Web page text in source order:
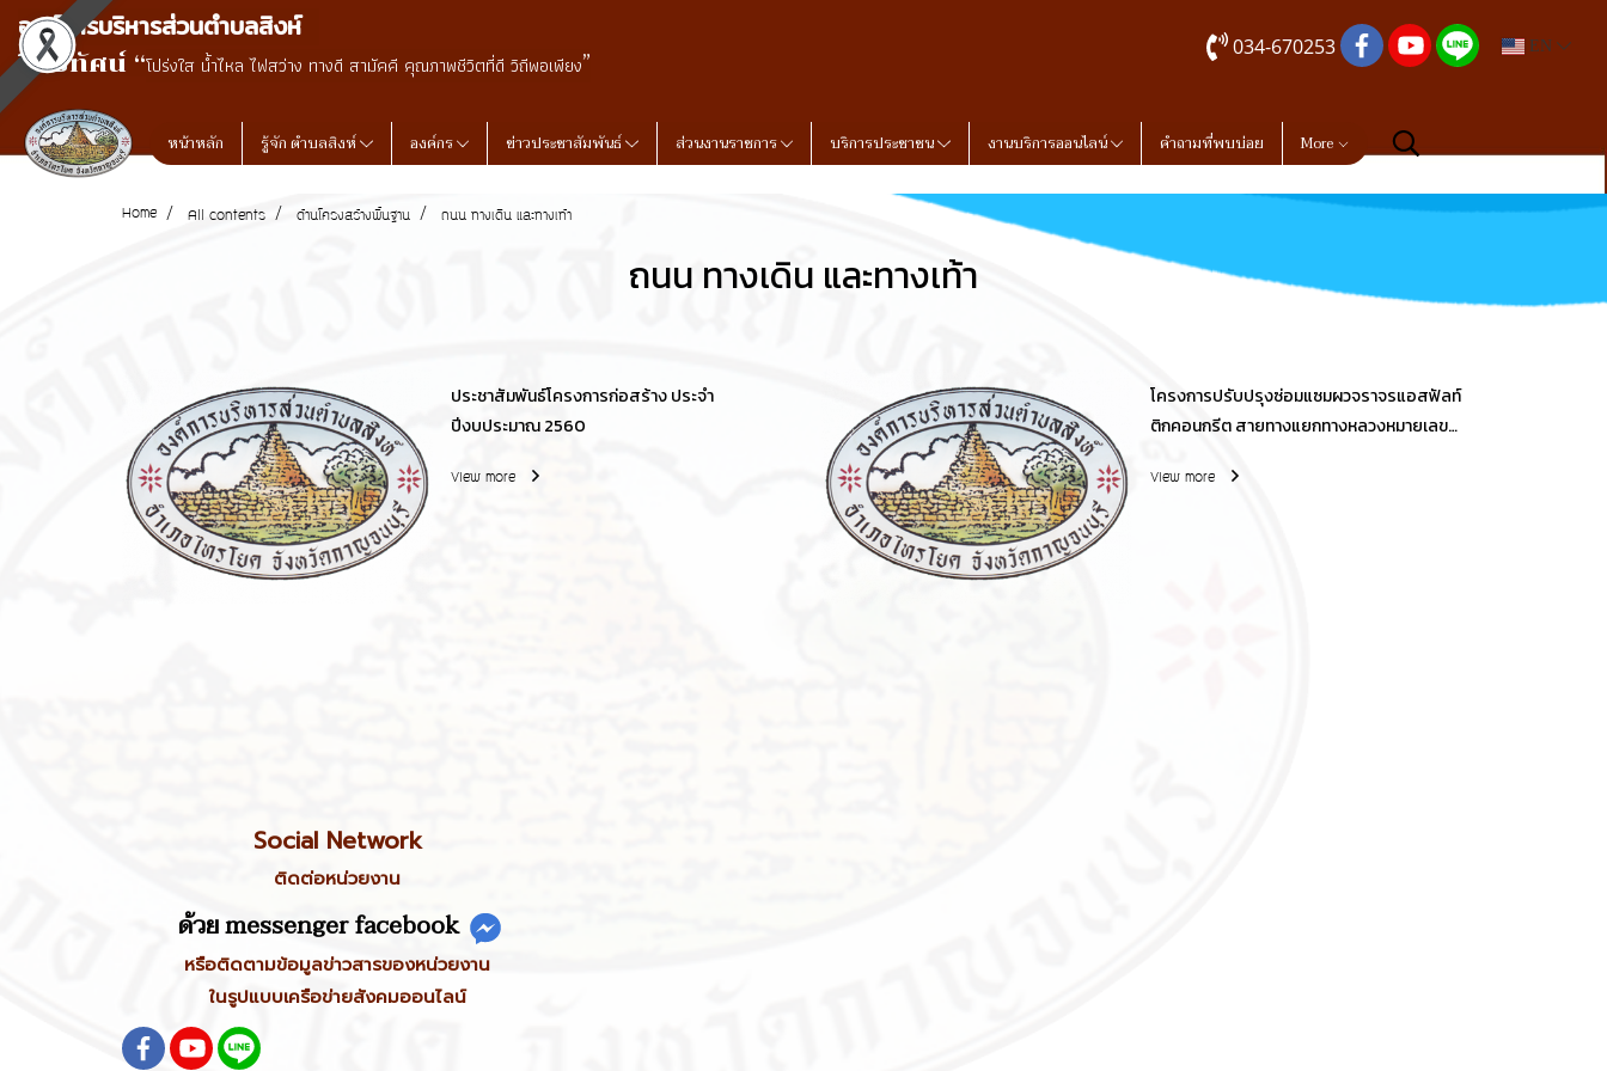
องค์การบริหารส่วนตำบลสิงห์
วิสัยทัศน์ “โปร่งใส น้ำไหล ไฟสว่าง ทางดี สามัคคี คุณภาพชีวิตที่ดี วิถีพอเพียง” 034-670253 EN
หน้าหลัก รู้จัก ตำบลสิงห์ องค์กร ข่าวประชาสัมพันธ์ ส่วนงานราชการ บริการประชาชน งานบริการออนไลน์ คำถามที่พบบ่อย More
Home All contents ด้านโครงสร้างพื้นฐาน ถนน ทางเดิน และทางเท้า
ถนน ทางเดิน และทางเท้า
ประชาสัมพันธ์โครงการก่อสร้าง ประจำ
ปีงบประมาณ 2560
View more
โครงการปรับปรุงซ่อมแซมผวจราจรแอสฟัลท์
ติกคอนกรีต สายทางแยกทางหลวงหมายเลข
อำเภอไทรโยค จังหวัดกาญจนบุรี
View more
Social Network
ติดต่อหน่วยงาน
ด้วย messenger facebook
หรือติดตามข้อมูลข่าวสารของหน่วยงาน
ในรูปแบบเครือข่ายสังคมออนไลน์